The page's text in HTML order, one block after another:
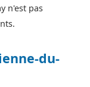
n'est pas
du-